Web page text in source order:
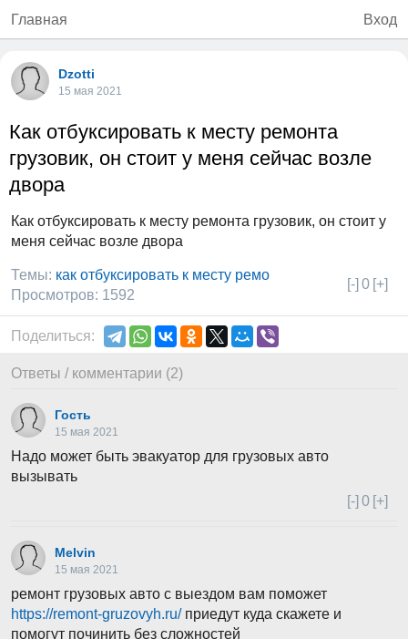
Главная Вход
Dzotti
15 мая 2021
Как отбуксировать к месту ремонта
грузовик, он стоит у меня сейчас возле
двора
Как отбуксировать к месту ремонта грузовик, он стоит у
меня сейчас возле двора
[-] 0 [+]
Темы: как отбуксировать к месту ремо
Просмотров: 1592
Поделиться:
Ответы / комментарии (2)
Гость
15 мая 2021
Надо может быть эвакуатор для грузовых авто
вызывать
[-] 0 [+]
Melvin
15 мая 2021
ремонт грузовых авто с выездом вам поможет
https://remont-gruzovyh.ru/приедут куда скажете и
помогут починить без сложностей